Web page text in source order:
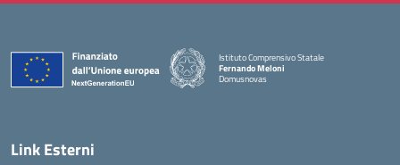
Istituto Comprensivo Statale
Fernando Meloni
Domusnovas
Link Esterni